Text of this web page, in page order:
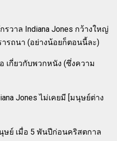
วาล Indiana Jones กว้างใหญ่
รถนา (อย่างน้อยก็ตอนนี้ละ)
เกี่ยวกับพวกหนัง (ซึ่งความ
Jones ไม่เคยมี [มนุษย์ต่าง
ย์ เมื่อ 5 พันปีก่อนคริสตกาล